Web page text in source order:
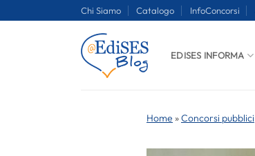
Chi Siamo Catalogo InfoConcorsi
EDISES INFORMA
Home »Concorsi pubblici